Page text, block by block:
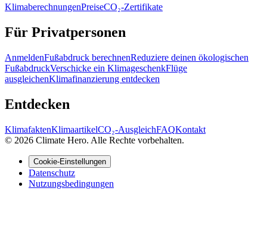
KlimaberechnungenPreiseCO₂-Zertifikate
Für Privatpersonen
AnmeldenFußabdruck berechnenReduziere deinen ökologischen
FußabdruckVerschicke ein KlimageschenkFlüge
ausgleichenKlimafinanzierung entdecken
Entdecken
KlimafaktenKlimaartikelCO₂-AusgleichFAQKontakt
© 2026 Climate Hero. Alle Rechte vorbehalten.
Cookie-Einstellungen
Datenschutz
Nutzungsbedingungen